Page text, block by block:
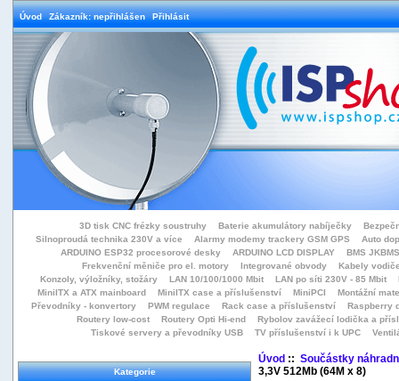
Úvod Zákazník: nepřihlášen Přihlásit
3D tisk CNC frézky soustruhy Baterie akumulátory nabíječky
Silnoproudá technika 230V a více
Alarmy modemy trackery GSM GPS
Auto
ARDUINO ESP32 procesorové desky
ARDUINO LCD DISPLAY
BMS
Frekvenční měniče pro el. motory
Integrované obvody
Kabely
Konzoly, výložníky, stožáry
LAN 10/100/1000 Mbit LAN po síti 230V - 85 Mbit
MiniITX a ATX mainboard
MiniITX case a příslušenství MiniPCI
Montážní
Převodníky - konvertory
PWM regulace Rack case a příslušenství
Raspberry
Routery low-cost
Routery Opti Hi-end
Rybolov zavážecí lodička a přísl
Tiskové servery a převodníky USB
TV příslušenství i k UPC
Kategorie
Úvod:: Součástky
3,3V 512Mb (64M x 8)